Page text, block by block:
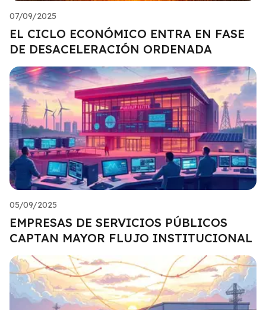
07/09/2025
EL CICLO ECONÓMICO ENTRA EN FASE
DE DESACELERACIÓN ORDENADA
05/09/2025
EMPRESAS DE SERVICIOS PÚBLICOS
CAPTAN MAYOR FLUJO INSTITUCIONAL